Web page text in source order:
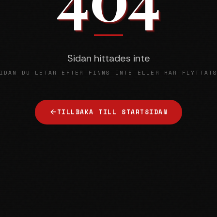
Sidan hittades inte
DU LETAR EFTER FINNS INTE ELLER HAR
TILLBAKA TILL STARTSIDAN